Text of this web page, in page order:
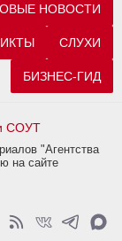
НОВОСТИ
СЛУХИ
БИЗНЕС-ГИД
СОУТ
"Агентства
на сайте